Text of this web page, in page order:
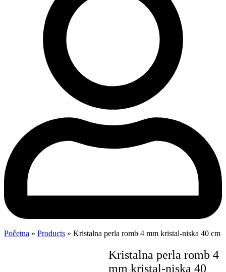
Početna » Products » Kristalna perla romb 4 mm kristal-niska 40 cm
Kristalna perla romb 4
mm kristal-niska 40